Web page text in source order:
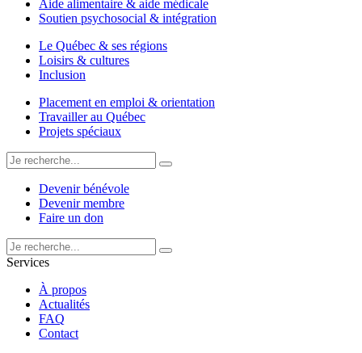
Aide alimentaire & aide médicale
Soutien psychosocial & intégration
Le Québec & ses régions
Loisirs & cultures
Inclusion
Placement en emploi & orientation
Travailler au Québec
Projets spéciaux
Devenir bénévole
Devenir membre
Faire un don
Services
À propos
Actualités
FAQ
Contact